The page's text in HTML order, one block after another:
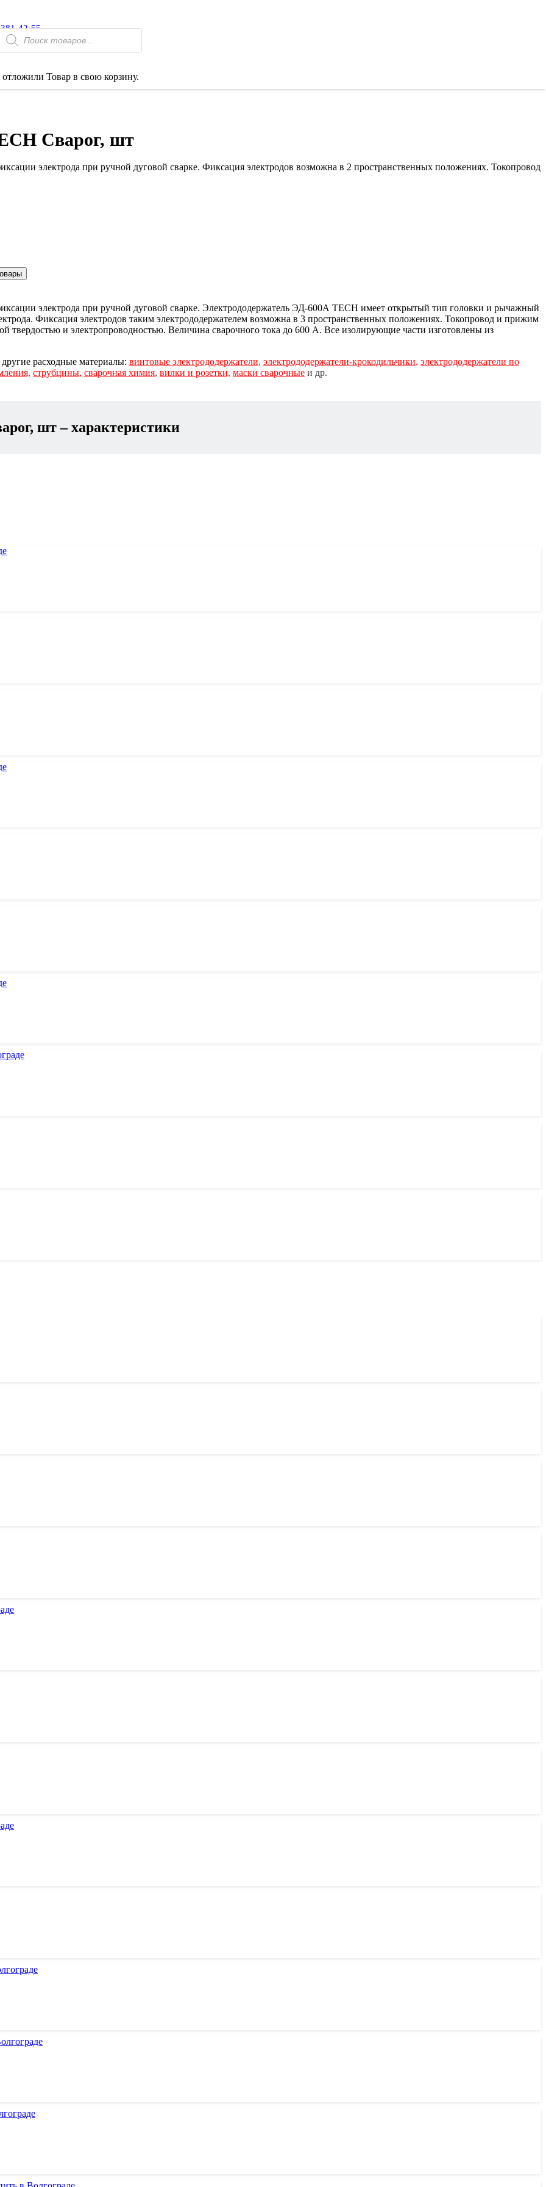
381-42-55
Поиск
товаров
Товар в свою корзину.
Сварог, шт
электрода при ручной дуговой сварке. Фиксация электродов возможна в 2 пространственных положениях. Токопровод
электрода при ручной дуговой сварке. Электрододержатель ЭД-600А TECH имеет открытый тип головки и рычажный
Фиксация электродов таким электрододержателем возможна в 3 пространственных положениях. Токопровод и прижим
твердостью и электропроводностью. Величина сварочного тока до 600 А. Все изолирующие части изготовлены из
расходные материалы: винтовые электрододержатели, электрододержатели-крокодильчики, электрододержатели по
струбцины, сварочная химия, вилки и розетки, маски сварочные и др.
шт– характеристики